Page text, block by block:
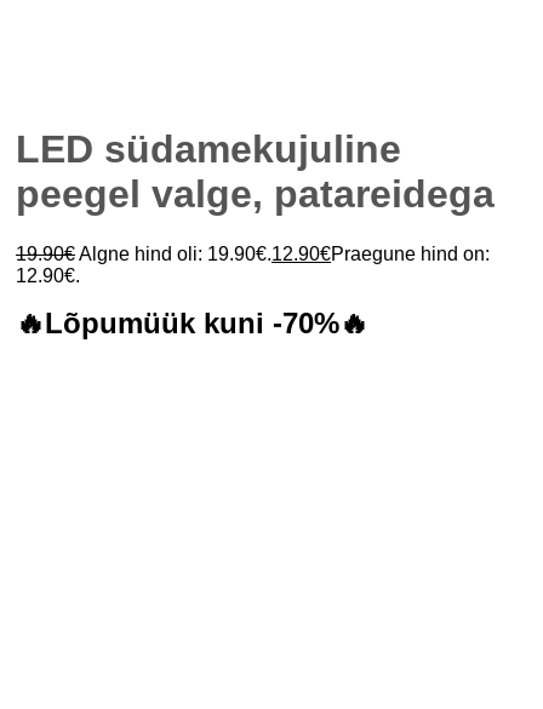
LED südamekujuline
peegel valge, patareidega
19.90€Algne hind oli: 19.90€.12.90€Praegune hind on:
12.90€.
🔥Lõpumüük kuni -70%🔥